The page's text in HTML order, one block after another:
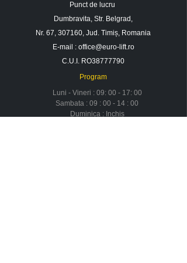
Punct de lucru
Dumbravita, Str. Belgrad,
Nr. 67, 307160, Jud. Timiș, Romania
E-mail : office@euro-lift.ro
C.U.I. RO38777790
Program
Luni - Vineri : 09: 00 - 17: 00
Sambata : 09 : 00 - 14 : 00
Duminica : Inchis